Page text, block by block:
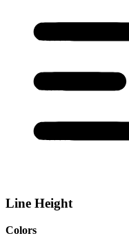
Line Height
Colors